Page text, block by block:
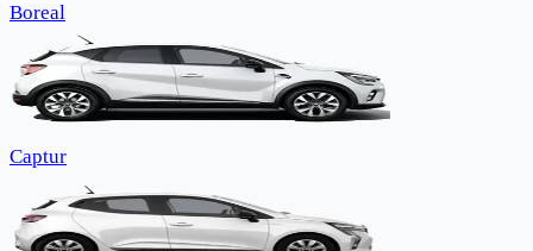
Boreal
Captur